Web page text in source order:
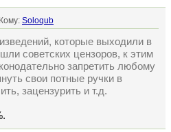
Soloqub
которые выходили в
советских цензоров, к этим
запретить любому
свои потные ручки в
зацензурить и т.д.